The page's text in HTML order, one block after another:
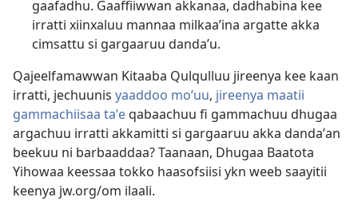
gaafadhu. Gaaffiiwwan akkanaa, dadhabina kee
irratti xiinxaluu mannaa milkaaʼina argatte akka
cimsattu si gargaaruu dandaʼu.
Qajeelfamawwan Kitaaba Qulqulluu jireenya kee kaan
irratti, jechuunis yaaddoo moʼuu, jireenya maatii
gammachiisaa taʼeqabaachuu fi gammachuu dhugaa
argachuu irratti akkamitti si gargaaruu akka dandaʼan
beekuu ni barbaaddaa? Taanaan, Dhugaa Baatota
Yihowaa keessaa tokko haasofsiisi ykn weeb saayitii
keenya jw.org/om ilaali.